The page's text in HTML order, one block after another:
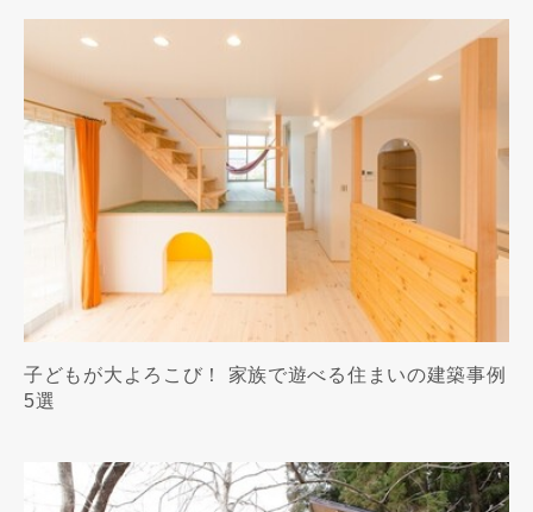
子どもが大よろこび！ 家族で遊べる住まいの建築事例
5選